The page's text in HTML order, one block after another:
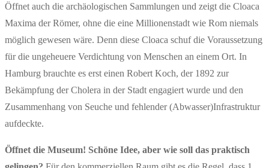
Öffnet auch die archäologischen Sammlungen und zeigt die Cloaca
Maxima der Römer, ohne die eine Millionenstadt wie Rom niemals
möglich gewesen wäre. Denn diese Cloaca schuf die Voraussetzung
für die ungeheuere Verdichtung von Menschen an einem Ort. In
Hamburg brauchte es erst einen Robert Koch, der 1892 zur
Bekämpfung der Cholera in der Stadt engagiert wurde und den
Zusammenhang von Seuche und fehlender (Abwasser)Infrastruktur
aufdeckte.
Öffnet die Museum! Schöne Idee, aber wie soll das praktisch